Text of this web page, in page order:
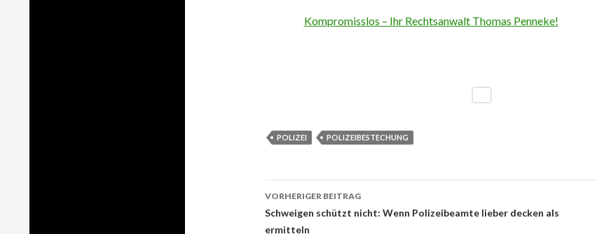
Kompromisslos – Ihr Rechtsanwalt Thomas Penneke!
POLIZEI POLIZEIBESTECHUNG
Beitrags-
VORHERIGER BEITRAG
Schweigen schützt nicht: Wenn Polizeibeamte lieber decken als
ermitteln